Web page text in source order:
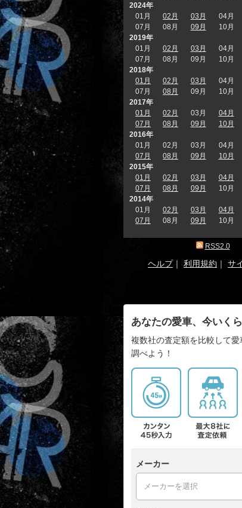
2024年
01月
02月 03月 04月
07月
08月 09月 10月
2019年
01月
02月 03月 04月
07月
08月 09月 10月
2018年
01月
02月 03月 04月
07月
08月 09月 10月
2017年
01月
02月 03月 04月
07月
08月 09月 10月
2016年
01月
02月 03月 04月
07月
08月 09月 10月
2015年
01月
02月 03月 04月
07月
08月 09月 10月
2014年
01月
02月 03月 04月
07月
08月 09月 10月
RSS2.0
ヘルプ｜ 利用規約 ｜ サ
あなたの愛車、今いく
複数社の査定額を比較して愛
調べよう！
メーカー